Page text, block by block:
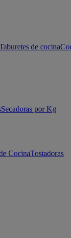
de cocina
Secadoras por Kg
CocinaTostadoras